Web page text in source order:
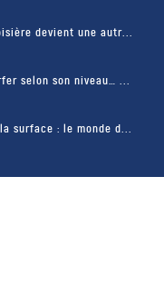
devient une autr...
selon son niveau… ...
surface : le monde d...